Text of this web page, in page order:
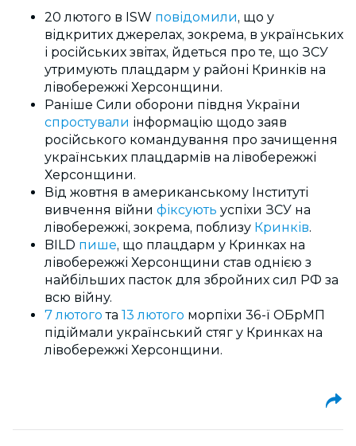
20 лютого в ISW повідомили, що у
відкритих джерелах, зокрема, в українських
і російських звітах, йдеться про те, що ЗСУ
утримують плацдарм у районі Кринків на
лівобережжі Херсонщини.
Раніше Сили оборони півдня України
спростували інформацію щодо заяв
російського командування про зачищення
українських плацдармів на лівобережжі
Херсонщини.
Від жовтня в американському Інституті
вивчення війни фіксують успіхи ЗСУ на
лівобережжі, зокрема, поблизу Кринків.
BILD пише, що плацдарм у Кринках на
лівобережжі Херсонщини став однією з
найбільших пасток для збройних сил РФ за
всю війну.
7 лютого та 13 лютого морпіхи 36-ї ОБрМП
підіймали український стяг у Кринках на
лівобережжі Херсонщини.